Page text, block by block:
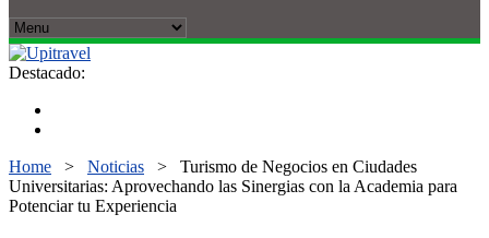
Destacado:
Home > Noticias > Turismo de Negocios en Ciudades
Universitarias: Aprovechando las Sinergias con la Academia para
Potenciar tu Experiencia